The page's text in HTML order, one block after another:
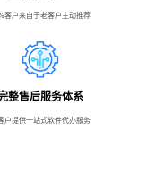
客户来自于老客户主动推荐
整售后服务体系
户提供一站式软件代办服务